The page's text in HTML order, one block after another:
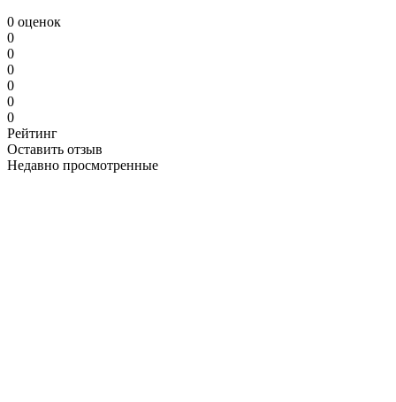
0 оценок
0
0
0
0
0
0
Рейтинг
Оставить отзыв
Недавно просмотренные